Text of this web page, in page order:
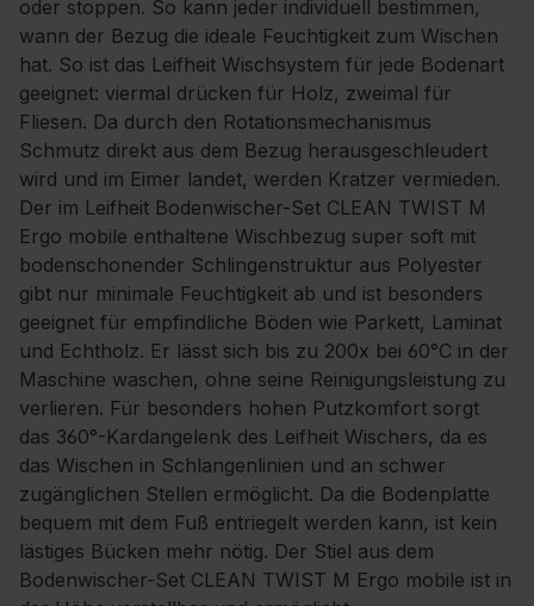
oder stoppen. So kann jeder individuell bestimmen,
wann der Bezug die ideale Feuchtigkeit zum Wischen
hat. So ist das Leifheit Wischsystem für jede Bodenart
geeignet: viermal drücken für Holz, zweimal für
Fliesen. Da durch den Rotationsmechanismus
Schmutz direkt aus dem Bezug herausgeschleudert
wird und im Eimer landet, werden Kratzer vermieden.
Der im Leifheit Bodenwischer-Set CLEAN TWIST M
Ergo mobile enthaltene Wischbezug super soft mit
bodenschonender Schlingenstruktur aus Polyester
gibt nur minimale Feuchtigkeit ab und ist besonders
geeignet für empfindliche Böden wie Parkett, Laminat
und Echtholz. Er lässt sich bis zu 200x bei 60°C in der
Maschine waschen, ohne seine Reinigungsleistung zu
verlieren. Für besonders hohen Putzkomfort sorgt
das 360°-Kardangelenk des Leifheit Wischers, da es
das Wischen in Schlangenlinien und an schwer
zugänglichen Stellen ermöglicht. Da die Bodenplatte
bequem mit dem Fuß entriegelt werden kann, ist kein
lästiges Bücken mehr nötig. Der Stiel aus dem
Bodenwischer-Set CLEAN TWIST M Ergo mobile ist in